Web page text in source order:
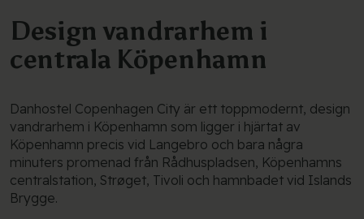
Design vandrarhem i
centrala Köpenhamn
Danhostel Copenhagen City är ett toppmodernt, design
vandrarhem i Köpenhamn som ligger i hjärtat av
Köpenhamn precis vid Langebro och bara några
minuters promenad från Rådhuspladsen, Köpenhamns
centralstation, Strøget, Tivoli och hamnbadet vid Islands
Brygge.